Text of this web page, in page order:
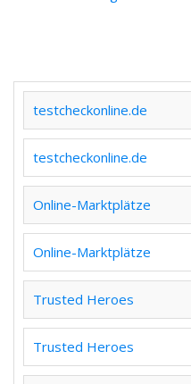
testcheckonline.de
testcheckonline.de
Online-Marktplätze
Online-Marktplätze
Trusted Heroes
Trusted Heroes